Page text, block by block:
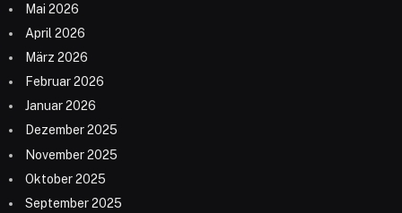
Mai 2026
April 2026
März 2026
Februar 2026
Januar 2026
Dezember 2025
November 2025
Oktober 2025
September 2025